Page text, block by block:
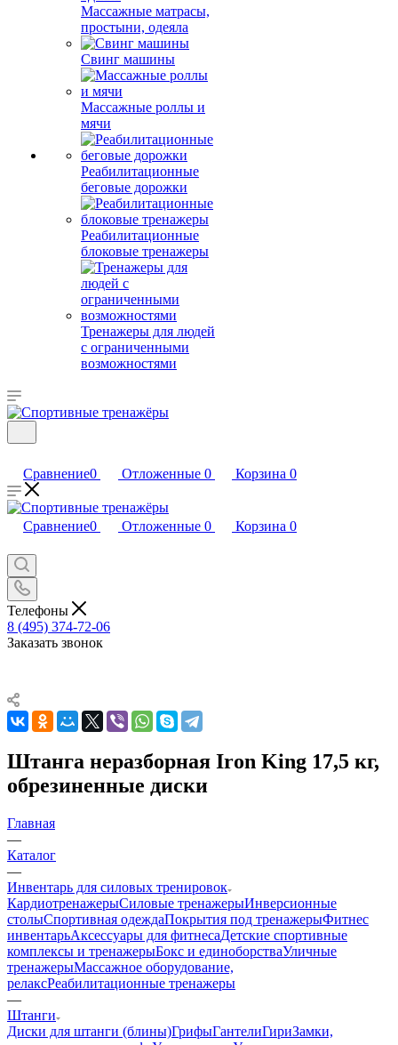
Массажные матрасы,
простыни, одеяла
Свинг машины
Массажные роллы и
мячи
Реабилитационные
беговые дорожки
Реабилитационные
блоковые тренажеры
Тренажеры для людей
с ограниченными
возможностями
Сравнение0 Отложенные 0 Корзина 0
Сравнение0 Отложенные 0 Корзина 0
Телефоны
8 (495) 374-72-06
Заказать звонок
Штанга неразборная Iron King 17,5 кг,
обрезиненные диски
Главная
—
Каталог
—
Инвентарь для силовых тренировок
КардиотренажерыСиловые тренажерыИнверсионные
столыСпортивная одеждаПокрытия под тренажерыФитнес
инвентарьАксессуары для фитнесаДетские спортивные
комплексы и тренажерыБокс и единоборстваУличные
тренажерыМассажное оборудование,
релаксРеабилитационные тренажеры
—
Штанги
Диски для штанги (блины)ГрифыГантелиГириЗамки,